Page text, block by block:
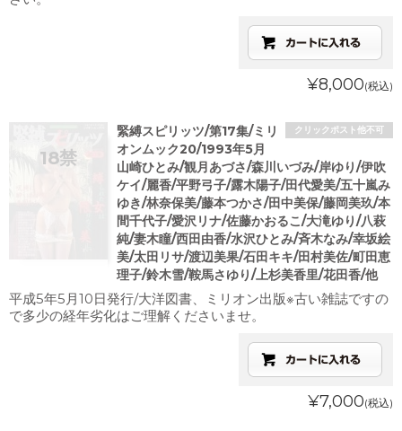
¥8,000(税込)
クリックポスト他不可
緊縛スピリッツ/第17集/ミリ
オンムック20/1993年5月
山崎ひとみ/観月あづさ/森川いづみ/岸ゆり/伊吹
ケイ/麗香/平野弓子/露木陽子/田代愛美/五十嵐み
ゆき/林奈保美/藤本つかさ/田中美保/藤岡美玖/本
間千代子/愛沢リナ/佐藤かおるこ/大滝ゆり/八萩
純/妻木瞳/西田由香/水沢ひとみ/斉木なみ/幸坂絵
美/太田リサ/渡辺美果/石田キキ/田村美佐/町田恵
理子/鈴木雪/鞍馬さゆり/上杉美香里/花田香/他
平成5年5月10日発行/大洋図書、ミリオン出版※古い雑誌ですの
で多少の経年劣化はご理解くださいませ。
¥7,000(税込)